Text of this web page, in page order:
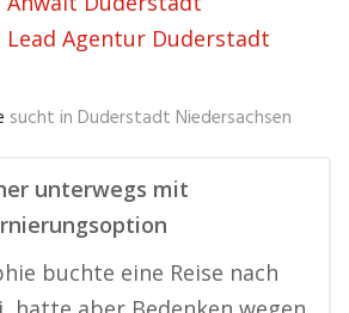
Lead Agentur Duderstadt
sucht in Duderstadt Niedersachsen
unterwegs mit
buchte eine Reise nach